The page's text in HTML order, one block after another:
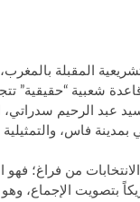
المقبلة
شعبية “حقيقية”
عبد الرحيم
بمدينة فاس، والتمثيلية
من فراغ؛
بتصويت الإجماع،